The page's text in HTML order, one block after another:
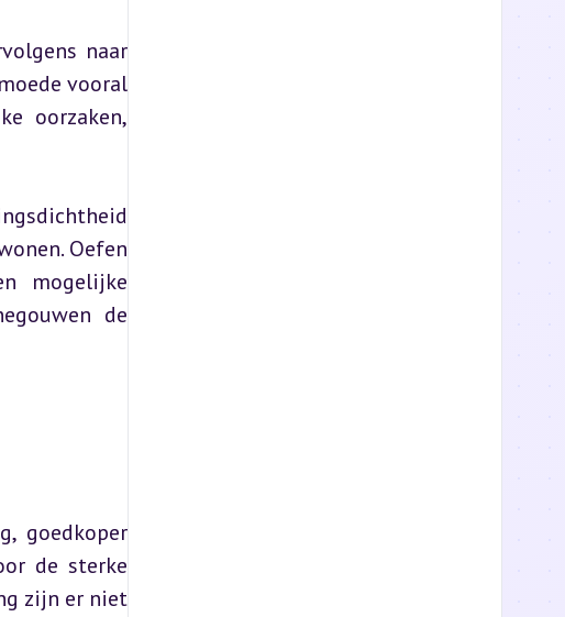
naar
vooral
oorzaken,
Oefen
mogelijke
de
goedkoper
de sterke
zijn er niet